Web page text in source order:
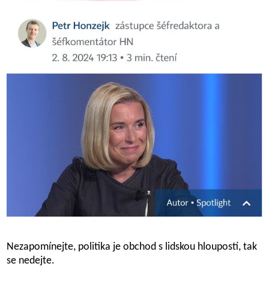
Nezapomínejte, politika je obchod s lidskou hloupostí, tak
se nedejte.